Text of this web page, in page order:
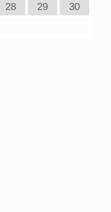
28 29
30